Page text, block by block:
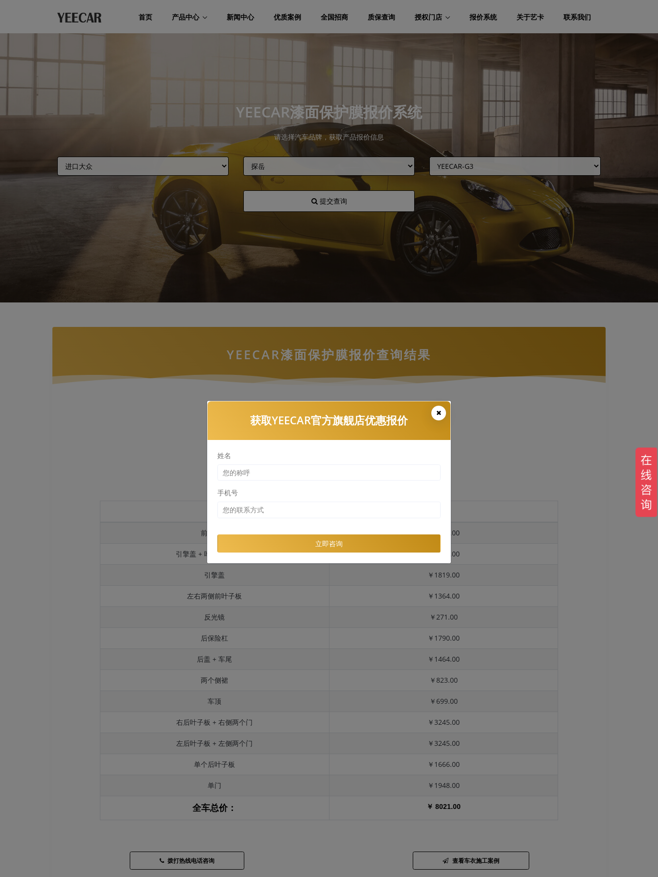
首页 产品中心 新闻中心 优质案例 全国招商 质保查询 授权门店 报价系统 关于艺卡 联系我们
YEECAR漆面保护膜报价系统
请选择汽车品牌，获取产品报价信息
提交查询
YEECAR漆面保护膜报价查询结果
进口大众，探岳，-G3
前保险杠 ￥1734.00
引擎盖 + 叶子板 + 反光镜 ￥2729.00
引擎盖 ￥1819.00
左右两侧前叶子板 ￥1364.00
反光镜 ￥271.00
后保险杠 ￥1790.00
后盖 + 车尾 ￥1464.00
两个侧裙 ￥823.00
车顶 ￥699.00
右后叶子板 + 右侧两个门 ￥3245.00
左后叶子板 + 左侧两个门 ￥3245.00
单个后叶子板 ￥1666.00
单门 ￥1948.00
全车总价： ￥ 8021.00
拨打热线电话咨询 查看车衣施工案例
获取YEECAR官方旗舰店优惠报价
姓名
手机号
立即咨询